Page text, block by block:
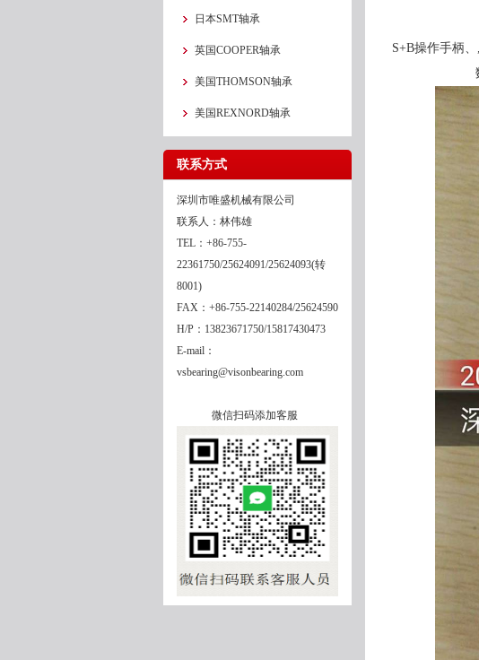
日本SMT轴承
英国COOPER轴承
美国THOMSON轴承
美国REXNORD轴承
联系方式
深圳市唯盛机械有限公司
联系人：林伟雄
TEL：+86-755-
22361750/25624091/25624093(转
8001)
FAX：+86-755-22140284/25624590
H/P：13823671750/15817430473
E-mail：
vsbearing@visonbearing.com
微信扫码添加客服
S+B操作手柄